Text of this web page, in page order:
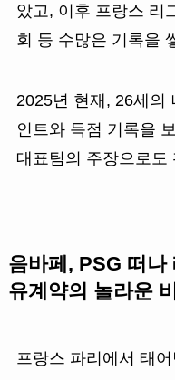
았고, 이후 프랑스 리
회 등 수많은 기록을
2025년 현재, 26세의
인트와 득점 기록을
대표팀의 주장으로도
음바페, PSG 떠나
유계약의 놀라운
프랑스 파리에서 태